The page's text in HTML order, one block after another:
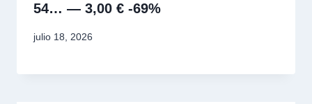
54… — 3,00 € -69%
julio 18, 2026